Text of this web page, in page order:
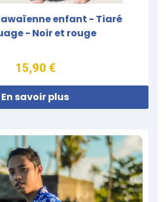
enfant - Tiaré
- Noir et rouge
15,90 €
En savoir plus